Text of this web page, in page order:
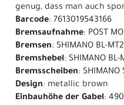
genug, dass man auch
Barcode: 7613019543166
Bremsaufnahme: POST
Bremsen: SHIMANO BL-
Bremshebel: SHIMANO BL-
Bremsscheiben: SHIMANO
Design: metallic brown
Einbauhöhe der Gabel: